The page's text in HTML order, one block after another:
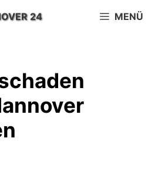
24 MENÜ